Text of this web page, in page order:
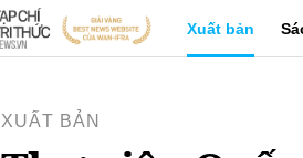
Xuất bản
XUẤT BẢN